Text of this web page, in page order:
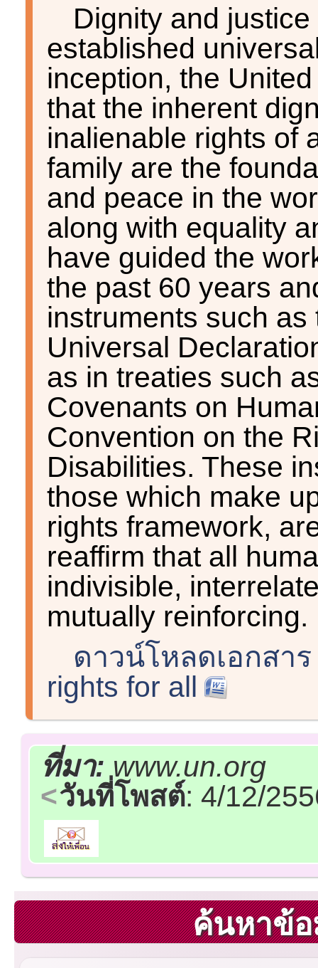
Dignity and
established
inception, the
that the inherent
inalienable rights of
family are the
and peace in the
along with equality
have guided the
the past 60 years
instruments such
Universal
as in treaties such
Covenants on
Convention on the
Disabilities. These
those which make
rights framework,
reaffirm that all
indivisible,
mutually reinforcing.
ดาวน์โหลดเอกสาร
rights for all
ที่มา:www.un.org
วันที่โพสต์: 4/12/
ค้นหาข้